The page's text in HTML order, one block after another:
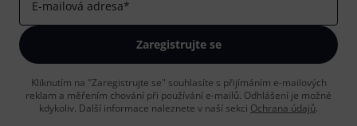
E-mailová adresa*
Zaregistrujte se
Kliknutím na "Zaregistrujte se" souhlasíte s přijímáním e-mailových
reklam a měřením chování při používání e-mailů. Odhlášení je možné
kdykoliv. Další informace naleznete v naší sekci Ochrana údajů.